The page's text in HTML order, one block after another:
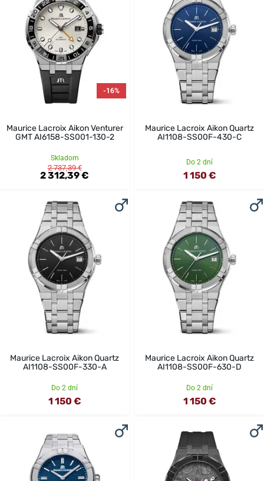
-16%
Maurice Lacroix Aikon Venturer
GMT AI6158-SS001-130-2
Skladom
2 737,39 €
2 312,39 €
Maurice Lacroix Aikon Quartz
AI1108-SS00F-430-C
Do 2 dní
1 150 €
Maurice Lacroix Aikon Quartz
AI1108-SS00F-330-A
Do 2 dní
1 150 €
Maurice Lacroix Aikon Quartz
AI1108-SS00F-630-D
Do 2 dní
1 150 €